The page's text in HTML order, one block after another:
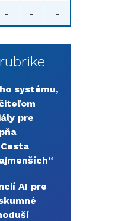
- - -
systému,
pre
AI pre